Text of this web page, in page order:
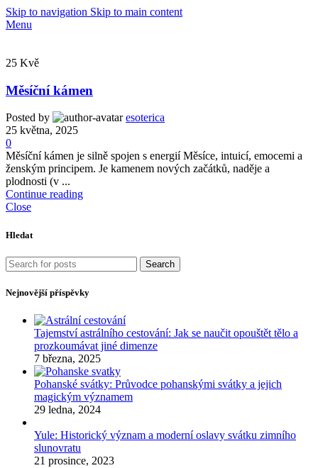
Skip to navigation Skip to main content
Menu
25 Kvě
Měsíční kámen
Posted by
esoterica
25 května, 2025
0
Měsíční kámen je silně spojen s energií Měsíce, intuicí, emocemi a
ženským principem. Je kamenem nových začátků, naděje a
plodnosti (v ...
Continue reading
Close
Hledat
Search
Nejnovější příspěvky
Tajemství astrálního cestování: Jak se naučit opouštět tělo a
prozkoumávat jiné dimenze
7 března, 2025
Pohanské svátky: Průvodce pohanskými svátky a jejich
magickým významem
29 ledna, 2024
Yule: Historický význam a moderní oslavy svátku zimního
slunovratu
21 prosince, 2023